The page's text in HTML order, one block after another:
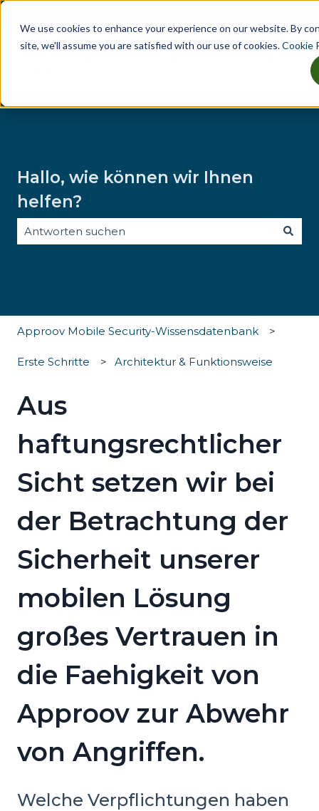
We use cookies to enhance your experience on our website. By
site, we'll assume you are satisfied with our use of cookies.Cookie
Why
Key
Untermenü für Key
Industries
Hallo, wie können wir Ihnen
helfen?
Approov Mobile Security-Wissensdatenbank
Erste Schritte Architektur & Funktionsweise
Aus
haftungsrechtlicher
Sicht setzen wir bei
der Betrachtung der
Sicherheit unserer
mobilen Lösung
großes Vertrauen in
die Faehigkeit von
Approov zur Abwehr
von Angriffen.
Welche Verpflichtungen haben